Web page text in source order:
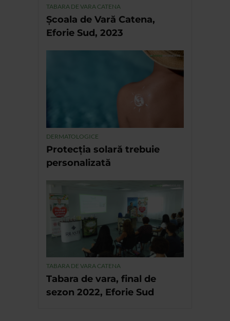
TABARA DE VARA CATENA
Școala de Vară Catena,
Eforie Sud, 2023
DERMATOLOGICE
Protecția solară trebuie
personalizată
TABARA DE VARA CATENA
Tabara de vara, final de
sezon 2022, Eforie Sud